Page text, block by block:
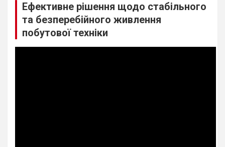
Ефективне рішення щодо стабільного
та безперебійного живлення
побутової техніки